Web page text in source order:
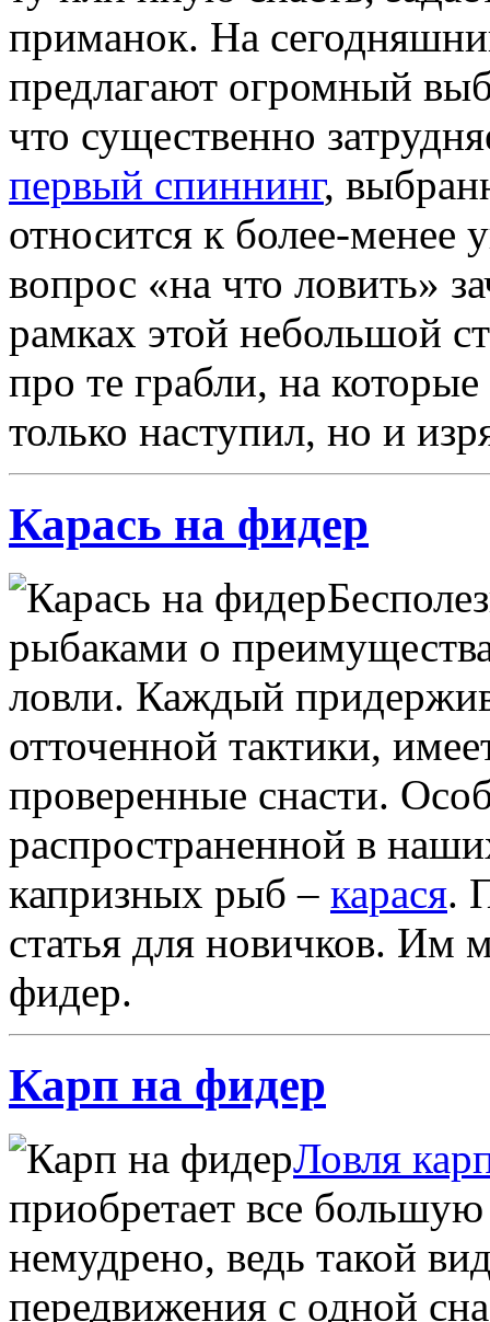
приманок. На
предлагают огромный
что существенно
первый спиннинг,
относится к более-менее
вопрос «на что ловить»
рамках этой небольшой
про те грабли, на
только наступил, но и
Карась на фидер
рыбаками о
ловли. Каждый
отточенной тактики,
проверенные снасти.
распространенной в
капризных рыб – карася.
статья для новичков. Им
фидер.
Карп на фидер
Ловля
приобретает все
немудрено, ведь такой
передвижения с одной